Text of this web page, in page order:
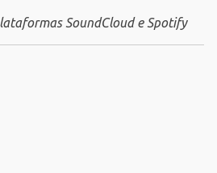
SoundCloud e Spotify